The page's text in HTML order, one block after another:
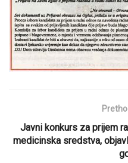
Javni konkurs za prijem
medicinska sredstva,